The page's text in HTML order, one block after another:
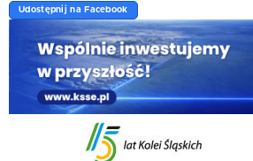
Udostępnij na Facebook